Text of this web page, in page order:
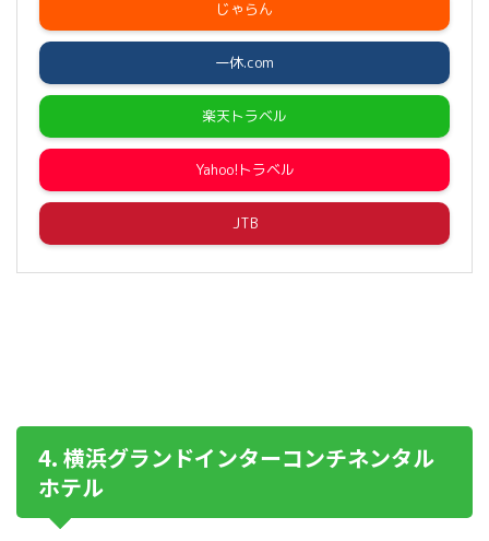
じゃらん
一休.com
楽天トラベル
Yahoo!トラベル
JTB
4. 横浜グランドインターコンチネンタル
ホテル